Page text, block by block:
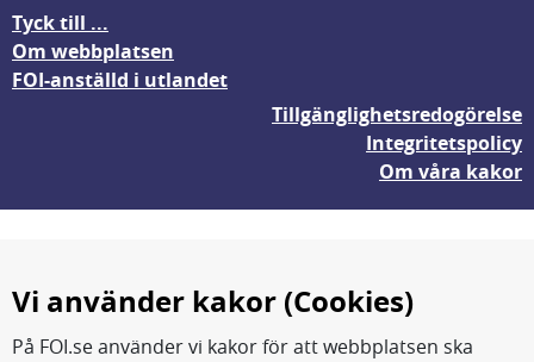
Tyck till ...
Om webbplatsen
FOI-anställd i utlandet
Tillgänglighetsredogörelse
Integritetspolicy
Om våra kakor
Vi använder kakor (Cookies)
På FOI.se använder vi kakor för att webbplatsen ska